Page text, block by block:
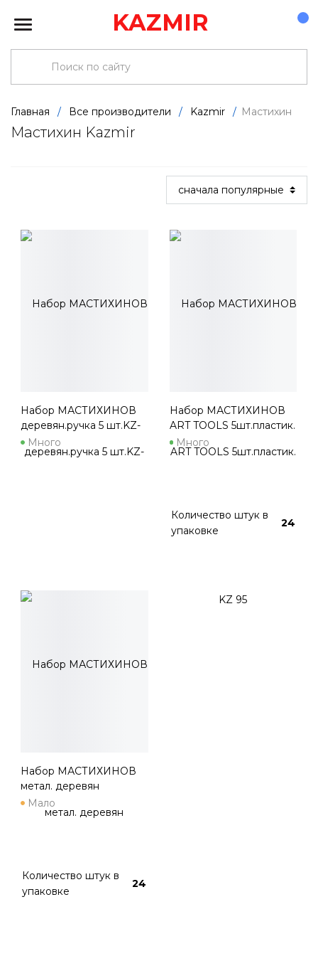
KAZMIR
Главная / Все производители / Kazmir / Мастихин
Мастихин Kazmir
Набор МАСТИХИНОВ
деревян.ручка 5 шт.KZ-
93АМного
Набор МАСТИХИНОВ
ART TOOLS 5шт.пластик.
KZ 95
Много
Количество штук в
упаковке
24
Набор МАСТИХИНОВ
метал. деревян
ручка5шт. KZ 94
Мало
Количество штук в
упаковке
24